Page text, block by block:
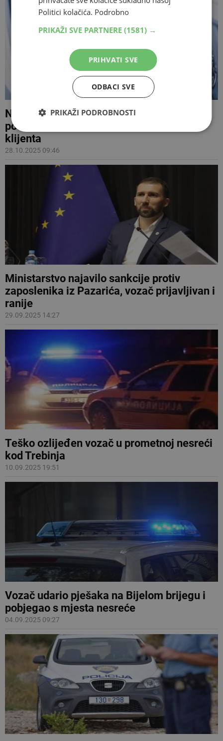
Nova prilika u Mostaru: Alphabet Group u
potrazi za vozačem/skladištarom za
klijenta
28.10.2025 09:46
Ministarstvo najavilo sankcije protiv
zaposlenika iz Pazarića, vozač prijavljivan i
ranije
29.09.2025 14:27
Teško ozlijeđen vozač u prometnoj nesreći
kod Trebinja
10.09.2025 19:51
Vozač udario pješaka na Bijelom brijegu i
pobjegao s mjesta nesreće
04.09.2025 09:27
Politici kolačića. Podrobno
PRIKAŽI SVE PARTNERE (1581) →
PRIHVATI SVE
ODBACI SVE
PRIKAŽI PODROBNOSTI